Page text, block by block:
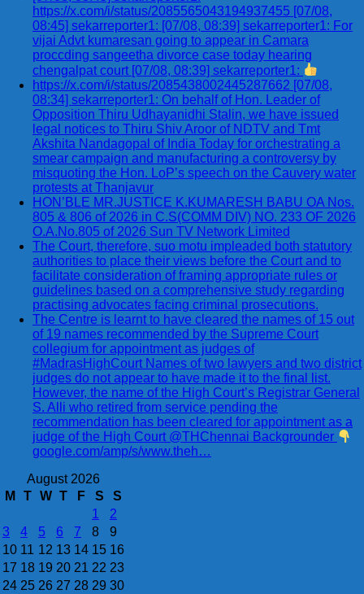
https://x.com/i/status/2085565043194937455 [07/08,
08:45] sekarreporter1: [07/08, 08:39] sekarreporter1: For
vijai Advt kumaresan going to appear in Camara
proccding sangeetha divorce case today hearing
chengalpat court [07/08, 08:39] sekarreporter1:
https://x.com/i/status/2085438002445287662 [07/08,
08:34] sekarreporter1: On behalf of Hon. Leader of
Opposition Thiru Udhayanidhi Stalin, we have issued
legal notices to Thiru Shiv Aroor of NDTV and Tmt
Akshita Nandagopal of India Today for orchestrating a
smear campaign and manufacturing a controversy by
misquoting the Hon. LoP’s speech on the Cauvery water
protests at Thanjavur
HON’BLE MR.JUSTICE K.KUMARESH BABU OA Nos.
805 & 806 of 2026 in C.S(COMM DIV) NO. 233 OF 2026
O.A.No.805 of 2026 Sun TV Network Limited
The Court, therefore, suo motu impleaded both statutory
authorities to place their views before the Court and to
facilitate consideration of framing appropriate rules or
guidelines based on a comprehensive study regarding
practising advocates facing criminal prosecutions.
The Centre is learnt to have cleared the names of 15 out
of 19 names recommended by the Supreme Court
collegium for appointment as judges of
#MadrasHighCourt Names of two lawyers and two district
judges do not appear to have made it to the final list.
However, the name of the High Court’s Registrar General
S. Alli who retired from service pending the
recommendation has been cleared for appointment as a
judge of the High Court @THChennai Backgrounder
google.com/amp/s/www.theh…
August 2026
M
T W T F S
S
1
2
3
4 5 6 7 8
9
10 11 12 13 14 15 16
17 18 19 20 21 22 23
24 25 26 27 28 29 30